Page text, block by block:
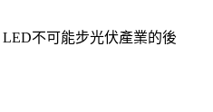
不可能步光伏產業的後